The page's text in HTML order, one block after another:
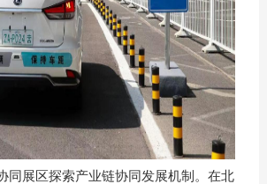
同展区探索产业链协同发展机制。在北